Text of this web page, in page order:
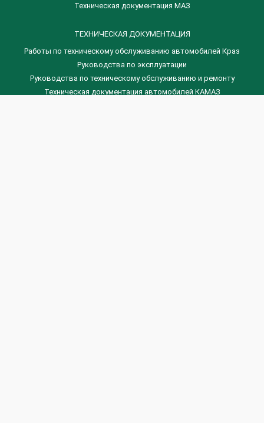
Техническая документация МАЗ
ТЕХНИЧЕСКАЯ ДОКУМЕНТАЦИЯ
Работы по техническому обслуживанию автомобилей Краз
Руководства по эксплуатации
Руководства по техническому обслуживанию и ремонту
Техническая документация автомобилей КАМАЗ